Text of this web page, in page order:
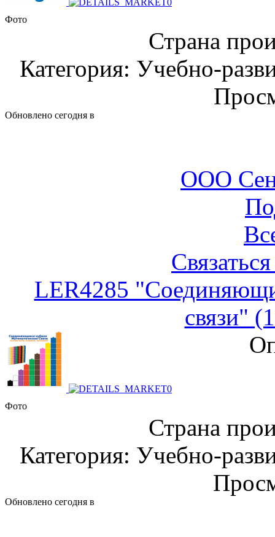
Фото
Страна
Категория: Учебно-
Обновлено сегодня в
ООО
LER4285
связи"
Фото
Страна
Категория: Учебно-
Обновлено сегодня в